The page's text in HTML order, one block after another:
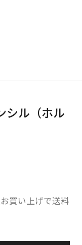
シル（ホル
買い上げで送料